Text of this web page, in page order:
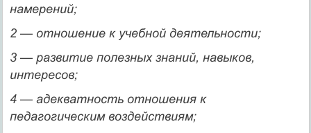
намерений;
2 — отношение к учебной деятельности;
3 — развитие полезных знаний, навыков,
интересов;
4 — адекватность отношения к
педагогическим воздействиям;